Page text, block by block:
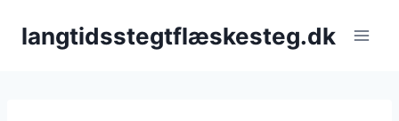
langtidsstegtflæskesteg.dk